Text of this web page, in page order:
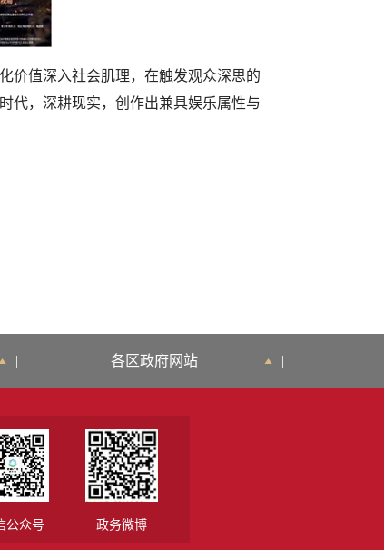
价值深入社会肌理，在触发观众深思的
代，深耕现实，创作出兼具娱乐属性与
| 各区政府网站 |
公众号
政务微博